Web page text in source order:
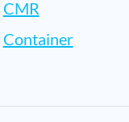
CMR
Container